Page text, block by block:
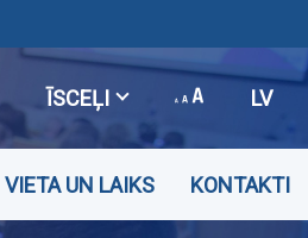
ĪSCEĻI LV
VIETA UN LAIKS KONTAKTI